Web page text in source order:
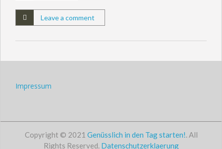
Leave a comment
Impressum
Copyright © 2021 Genüsslich in den Tag starten!. All
Rights Reserved. Datenschutzerklaerung